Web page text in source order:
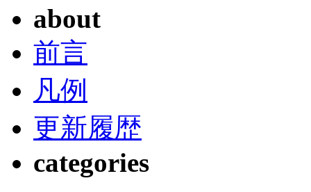
about
前言
凡例
更新履歴
categories